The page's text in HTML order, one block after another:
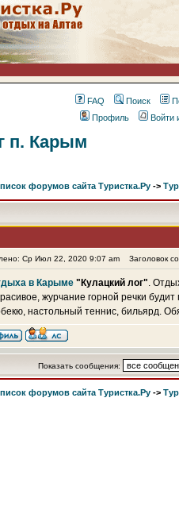
FAQ Поиск
Профиль
Войти
п. Карым
форумов сайта Туристка.Ру ->
Ср Июл 22, 2020 9:07 am Заголовок
в Карыме "Кулацкий лог".
журчание горной речки
настольный теннис, бильярд.
Показать сообщения:
форумов сайта Туристка.Ру ->